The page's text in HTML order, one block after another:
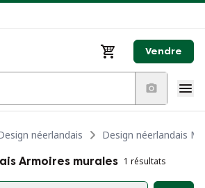
Vendre
néerlandais
Design néerlandais
Armoires murales 1 résultats